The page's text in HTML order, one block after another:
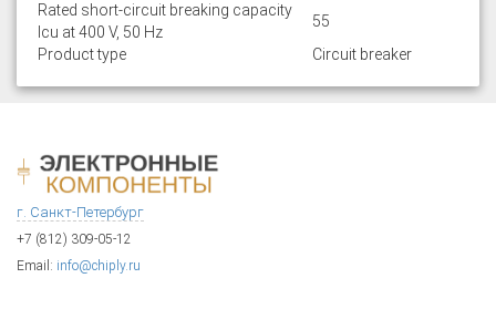
Rated short-circuit breaking capacity
lcu at 400 V, 50 Hz
55
Product type
Circuit breaker
г. Санкт-Петербург
+7 (812) 309-05-12
Email: info@chiply.ru